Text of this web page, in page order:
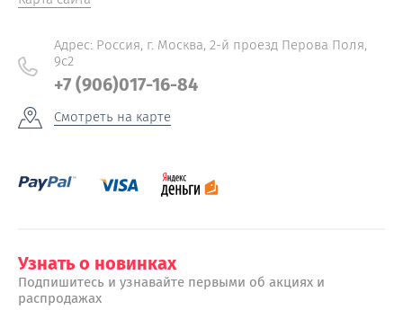
Адрес: Россия, г. Москва, 2-й проезд Перова Поля,
9с2
+7 (906)017-16-84
Смотреть на карте
Узнать о новинках
Подпишитесь и узнавайте первыми об акциях и
распродажах